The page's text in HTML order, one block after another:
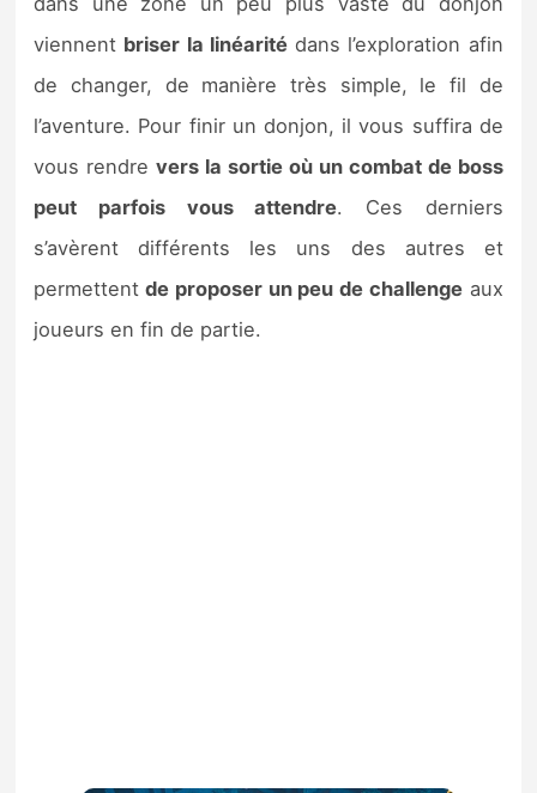
viennent briser la linéaritédans l’exploration afin
de changer, de manière très simple, le fil de
l’aventure. Pour finir un donjon, il vous suffira de
vous rendrevers la sortie où un combat de boss
peut parfois vous attendre. Ces derniers
s’avèrent différents les uns des autres et
permettent de proposer un peu de challengeaux
joueurs en fin de partie.